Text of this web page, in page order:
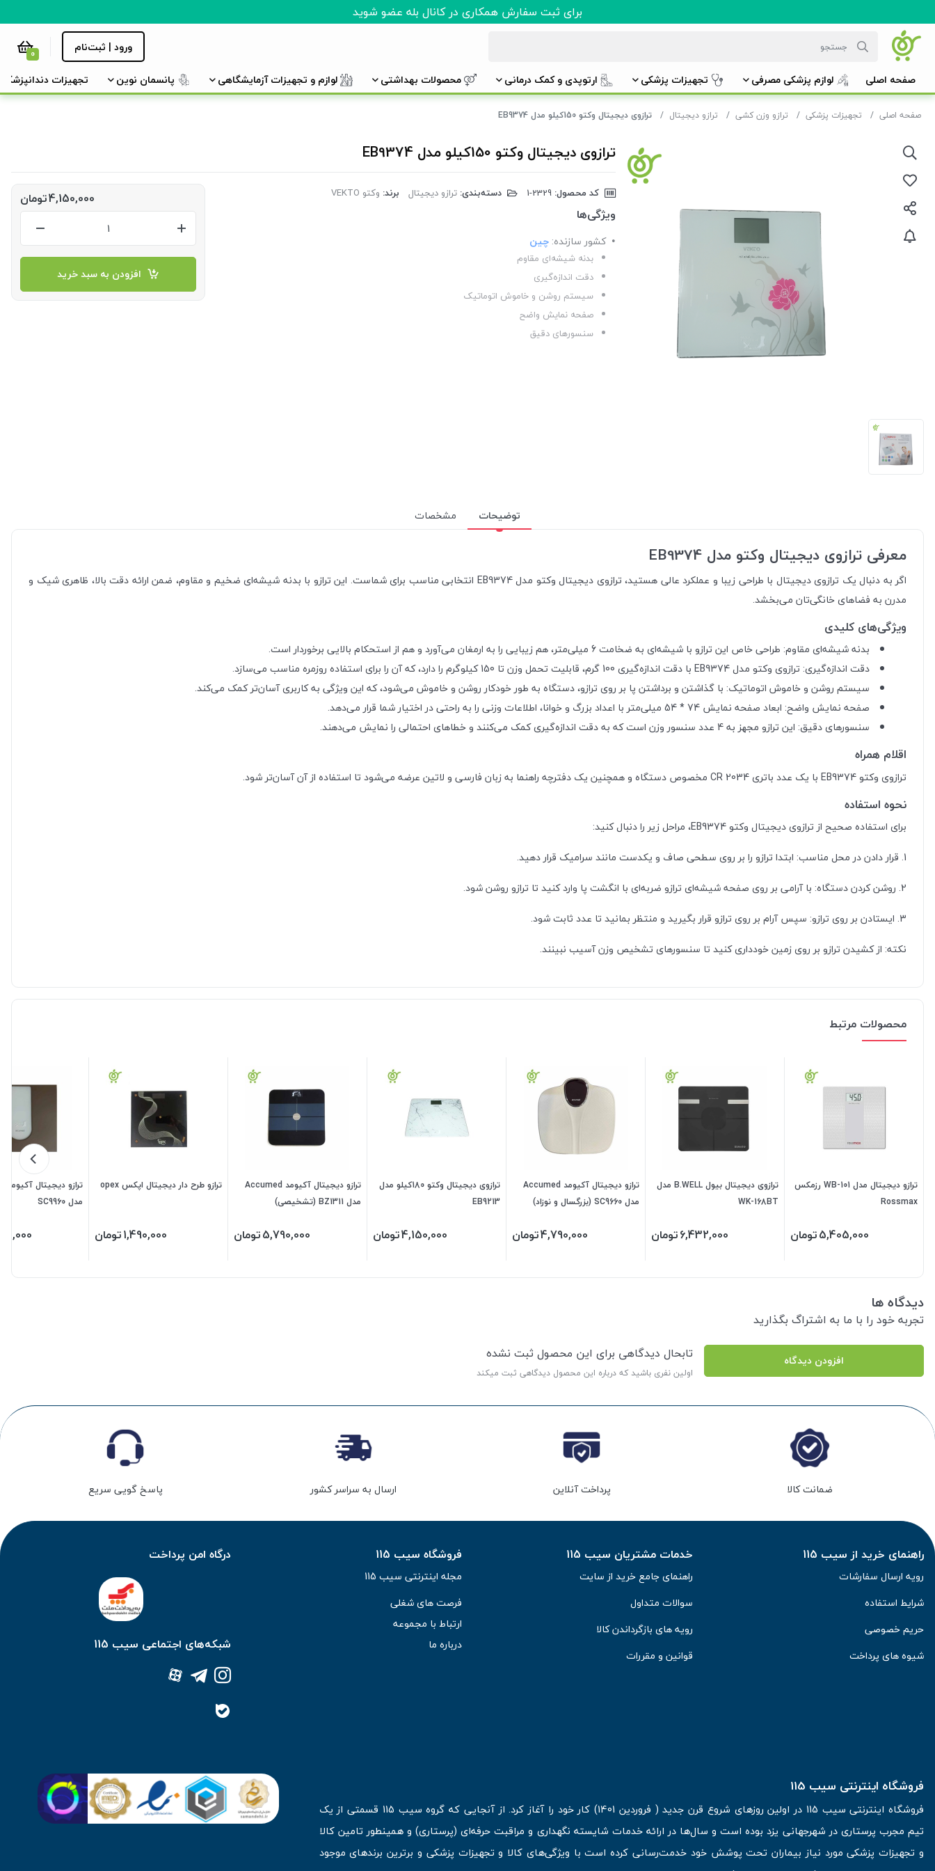
برای ثبت سفارش همکاری در کانال بله عضو شوید
ورود | ثبت‌نام 0
صفحه اصلی لوازم پزشکی مصرفی تجهیزات پزشکی ارتوپدی و کمک درمانی محصولات بهداشتی لوازم و تجهیزات آزمایشگاهی پانسمان نوین تجهیزات دندانپزشکی
صفحه اصلی تجهیزات پزشکی ترازو وزن کشی ترازو دیجیتال ترازوی دیجیتال وکتو 150کیلو مدل EB9374
ترازوی دیجیتال وکتو 150کیلو مدل EB9374
کد محصول: دسته‌بندی: ترازو دیجیتال برند: وکتو VEKTO
ویژگی‌ها
کشور سازنده: چین
بدنه شیشه‌ای مقاوم
دقت اندازه‌گیری
سیستم روشن و خاموش اتوماتیک
صفحه نمایش واضح
سنسورهای دقیق
4,150,000تومان
افزودن به سبد خرید
توضیحات مشخصات
معرفی ترازوی دیجیتال وکتو مدل EB9374
اگر به دنبال یک ترازوی دیجیتال با طراحی زیبا و عملکرد عالی هستید، ترازوی دیجیتال وکتو مدل EB9374 انتخابی مناسب برای شماست. این ترازو با بدنه شیشه‌ای ضخیم و مقاوم، ضمن ارائه دقت بالا، ظاهری شیک و
مدرن به فضاهای خانگی‌تان می‌بخشد.
ویژگی‌های کلیدی
بدنه شیشه‌ای مقاوم: طراحی خاص این ترازو با شیشه‌ای به ضخامت 6 میلی‌متر، هم زیبایی را به ارمغان می‌آورد و هم از استحکام بالایی برخوردار است.
دقت اندازه‌گیری: ترازوی وکتو مدل EB9374 با دقت اندازه‌گیری 100 گرم، قابلیت تحمل وزن تا 150 کیلوگرم را دارد، که آن را برای استفاده روزمره مناسب می‌سازد.
سیستم روشن و خاموش اتوماتیک: با گذاشتن و برداشتن پا بر روی ترازو، دستگاه به طور خودکار روشن و خاموش می‌شود، که این ویژگی به کاربری آسان‌تر کمک می‌کند.
صفحه نمایش واضح: ابعاد صفحه نمایش 74 * 54 میلی‌متر با اعداد بزرگ و خوانا، اطلاعات وزنی را به راحتی در اختیار شما قرار می‌دهد.
سنسورهای دقیق: این ترازو مجهز به 4 عدد سنسور وزن است که به دقت اندازه‌گیری کمک می‌کنند و خطاهای احتمالی را نمایش می‌دهند.
اقلام همراه
ترازوی وکتو EB9374 با یک عدد باتری CR 2034 مخصوص دستگاه و همچنین یک دفترچه راهنما به زبان فارسی و لاتین عرضه می‌شود تا استفاده از آن آسان‌تر شود.
نحوه استفاده
برای استفاده صحیح از ترازوی دیجیتال وکتو EB9374، مراحل زیر را دنبال کنید:
1. قرار دادن در محل مناسب: ابتدا ترازو را بر روی سطحی صاف و یکدست مانند سرامیک قرار دهید.
2. روشن کردن دستگاه: با آرامی بر روی صفحه شیشه‌ای ترازو ضربه‌ای با انگشت پا وارد کنید تا ترازو روشن شود.
3. ایستادن بر روی ترازو: سپس آرام بر روی ترازو قرار بگیرید و منتظر بمانید تا عدد ثابت شود.
نکته: از کشیدن ترازو بر روی زمین خودداری کنید تا سنسورهای تشخیص وزن آسیب نبینند.
محصولات مرتبط
ترازو دیجیتال مدل WB-101 رزمکس
Rossmax
5,405,000تومان
ترازوی دیجیتال بیول B.WELL مدل
WK-168BT
6,432,000تومان
ترازو دیجیتال آکیومد Accumed
مدل SC9660 (بزرگسال و نوزاد)
4,790,000تومان
ترازوی دیجیتال وکتو 180کیلو مدل
EB9213
4,150,000تومان
ترازو دیجیتال آکیومد Accumed
مدل BZ1311 (تشخیصی)
5,790,000تومان
ترازو طرح دار دیجیتال اپکس opex
1,490,000تومان
مدل SC9960
دیدگاه ها
تجربه خود را با ما به اشتراگ بگذارید
افزودن دیدگاه تابحال دیدگاهی برای این محصول ثبت نشده
اولین نفری باشید که درباره این محصول دیدگاهی ثبت میکند
ضمانت کالا پرداخت آنلاین ارسال به سراسر کشور پاسخ گویی سریع
راهنمای خرید از سیب 115
رویه ارسال سفارشات
شرایط استفاده
حریم خصوصی
شیوه های پرداخت
خدمات مشتریان سیب 115
راهنمای جامع خرید از سایت
سوالات متداول
رویه های بازگرداندن کالا
قوانین و مقررات
فروشگاه سیب 115
مجله اینترنتی سیب 115
فرصت های شغلی
ارتباط با مجموعه
درباره ما
درگاه امن پرداخت
شبکه‌های اجتماعی سیب 115
فروشگاه اینترنتی سیب 115
فروشگاه اینترنتی سیب 115 در اولین روزهای شروع قرن جدید ( فروردین 1401) کار خود را آغاز کرد. از آنجایی که گروه سیب 115 قسمتی از یک
تیم مجرب پرستاری در شهرجهانی یزد بوده است و سال‌ها در ارائه خدمات شایسته نگهداری و مراقبت حرفه‌ای (پرستاری) و همینطور تامین کالا
و تجهیزات پزشکی مورد نیاز بیماران تحت پوشش خود خدمت‌رسانی کرده است با ویژگی‌های کالا و تجهیزات پزشکی و برترین برندهای موجود